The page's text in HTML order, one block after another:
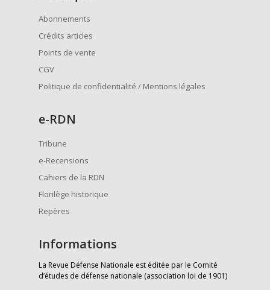
Abonnements
Crédits articles
Points de vente
CGV
Politique de confidentialité / Mentions légales
e-RDN
Tribune
e-Recensions
Cahiers de la RDN
Florilège historique
Repères
Informations
La Revue Défense Nationale est éditée par le Comité
d’études de défense nationale (association loi de 1901)